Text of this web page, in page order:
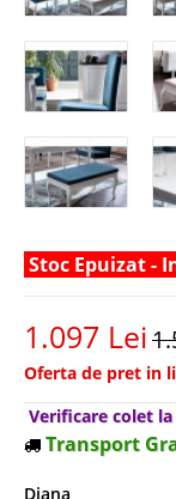
Stoc Epuizat -
1.097 Lei
Oferta de pret in
Verificare colet
Transport
Diana